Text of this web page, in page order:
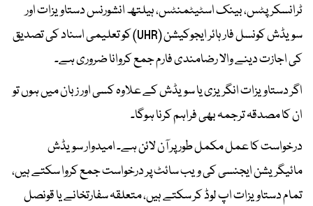
ٹرانسکرپٹس، بینک اسٹیٹمنٹس، ہیلتھ انشورنس دستاویزات اور
سویڈش کونسل فار ہائر ایجوکیشن (UHR) کو تعلیمی اسناد کی تصدیق
کی اجازت دینے والا رضامندی فارم جمع کروانا ضروری ہے۔
اگر دستاویزات انگریزی یا سویڈش کے علاوہ کسی اور زبان میں ہوں تو
ان کا مصدقہ ترجمہ بھی فراہم کرنا ہوگا۔
درخواست کا عمل مکمل طور پر آن لائن ہے۔ امیدوار سویڈش
مائیگریشن ایجنسی کی ویب سائٹ پر درخواست جمع کروا سکتے ہیں،
تمام دستاویزات اپ لوڈ کر سکتے ہیں، متعلقہ سفارتخانے یا قونصل